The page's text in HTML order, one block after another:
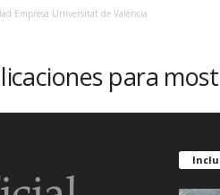
Empresa Universitat de València
para